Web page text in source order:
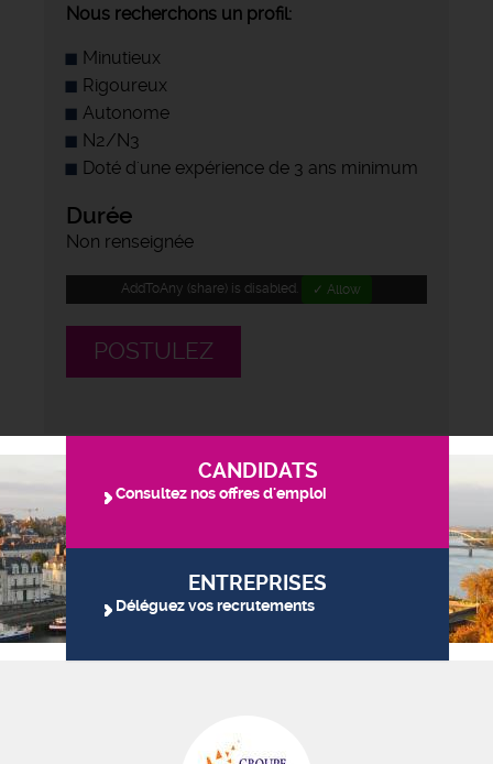
Nous recherchons un profil:
Minutieux
Rigoureux
Autonome
N2/N3
Doté d'une expérience de 3 ans minimum
Durée
Non renseignée
AddToAny (share) is disabled. ✓ Allow
POSTULEZ
CANDIDATS
Consultez nos offres d'emploi
ENTREPRISES
Déléguez vos recrutements